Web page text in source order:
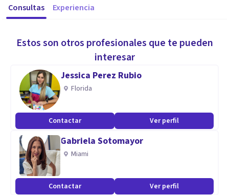
Consultas Experiencia
Estos son otros profesionales que te pueden
interesar
Jessica Perez Rubio
Florida
Contactar Ver perfil
Gabriela Sotomayor
Miami
Contactar Ver perfil